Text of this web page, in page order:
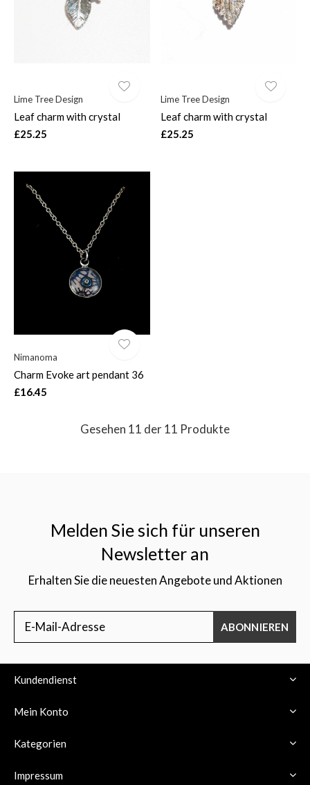
Lime Tree Design
Leaf charm with crystal
£25.25
Lime Tree Design
Leaf charm with crystal
£25.25
Nimanoma
Charm Evoke art pendant 36
£16.45
Gesehen 11 der 11 Produkte
Melden Sie sich für unseren
Newsletter an
Erhalten Sie die neuesten Angebote und Aktionen
ABONNIEREN
Kundendienst
Mein Konto
Kategorien
Impressum